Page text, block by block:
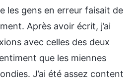
les gens en erreur faisait de
Après avoir écrit, j’ai
avec celles des deux
que les miennes
J’ai été assez content